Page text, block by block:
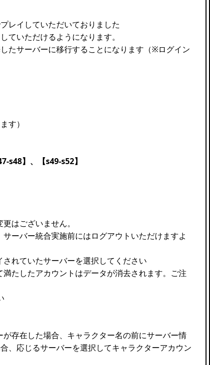
レイしていただいておりました
ていただけるようになります。
たサーバーに移行することになります（※ログイン
す）
s48】、【s49-s52】
はございません。
ーバー統合実施前にはログアウトいただけますよ
れていたサーバーを選択してください
たしたアカウントはデータが消去されます。ご注
存在した場合、キャラクター名の前にサーバー情
、応じるサーバーを選択してキャラクターアカウン